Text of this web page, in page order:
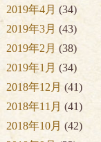
2019年4月 (34)
2019年3月 (43)
2019年2月 (38)
2019年1月 (34)
2018年12月 (41)
2018年11月 (41)
2018年10月 (42)